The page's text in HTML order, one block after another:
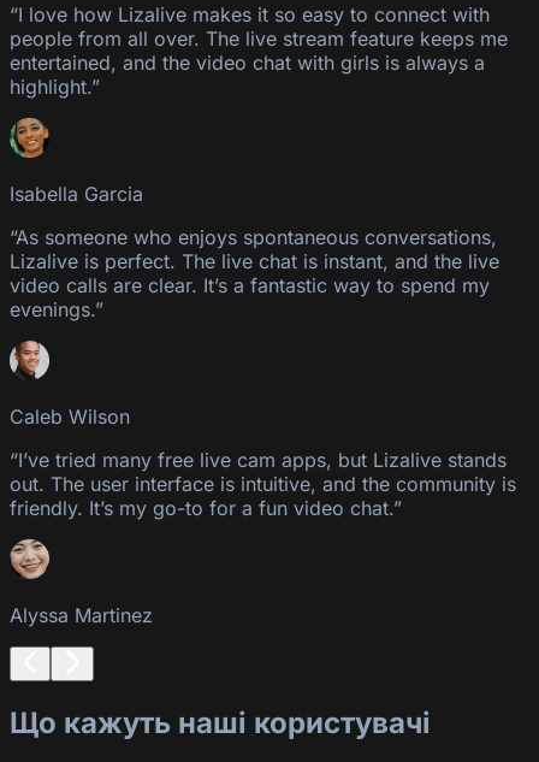
“I love how Lizalive makes it so easy to connect with
people from all over. The live stream feature keeps me
entertained, and the video chat with girls is always a
highlight.”
Isabella Garcia
“As someone who enjoys spontaneous conversations,
Lizalive is perfect. The live chat is instant, and the live
video calls are clear. It’s a fantastic way to spend my
evenings.”
Caleb Wilson
“I’ve tried many free live cam apps, but Lizalive stands
out. The user interface is intuitive, and the community is
friendly. It’s my go-to for a fun video chat.”
Alyssa Martinez
Що кажуть наші користувачі